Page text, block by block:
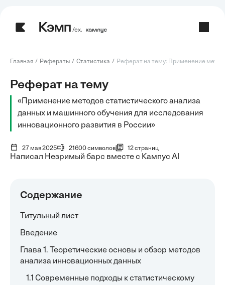
/ех.
Главная Рефераты Статистика Реферат на тему: Применение
Реферат на тему
«Применение методов статистического анализа
данных и машинного обучения для исследования
инновационного развития в России»
27 мая 2025 21600 символов 12 страниц
Написал Незримый барс вместе с Кампус AI
Содержание
Титульный лист
Введение
Глава 1. Теоретические основы и обзор методов
анализа инновационных данных
1.1 Современные подходы к статистическому